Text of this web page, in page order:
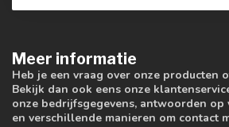
Meer informatie
Heb je een vraag over onze producten
Bekijk dan ook eens onze
onze bedrijfsgegevens, antwoorden op
en verschillende manieren om contact